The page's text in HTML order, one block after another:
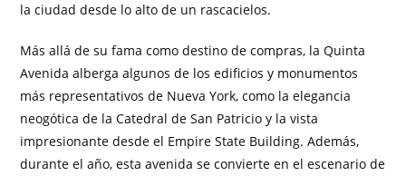
la ciudad desde lo alto de un rascacielos.
Más allá de su fama como destino de compras, la Quinta
Avenida alberga algunos de los edificios y monumentos
más representativos de Nueva York, como la elegancia
neogótica de la Catedral de San Patricio y la vista
impresionante desde el Empire State Building. Además,
durante el año, esta avenida se convierte en el escenario de